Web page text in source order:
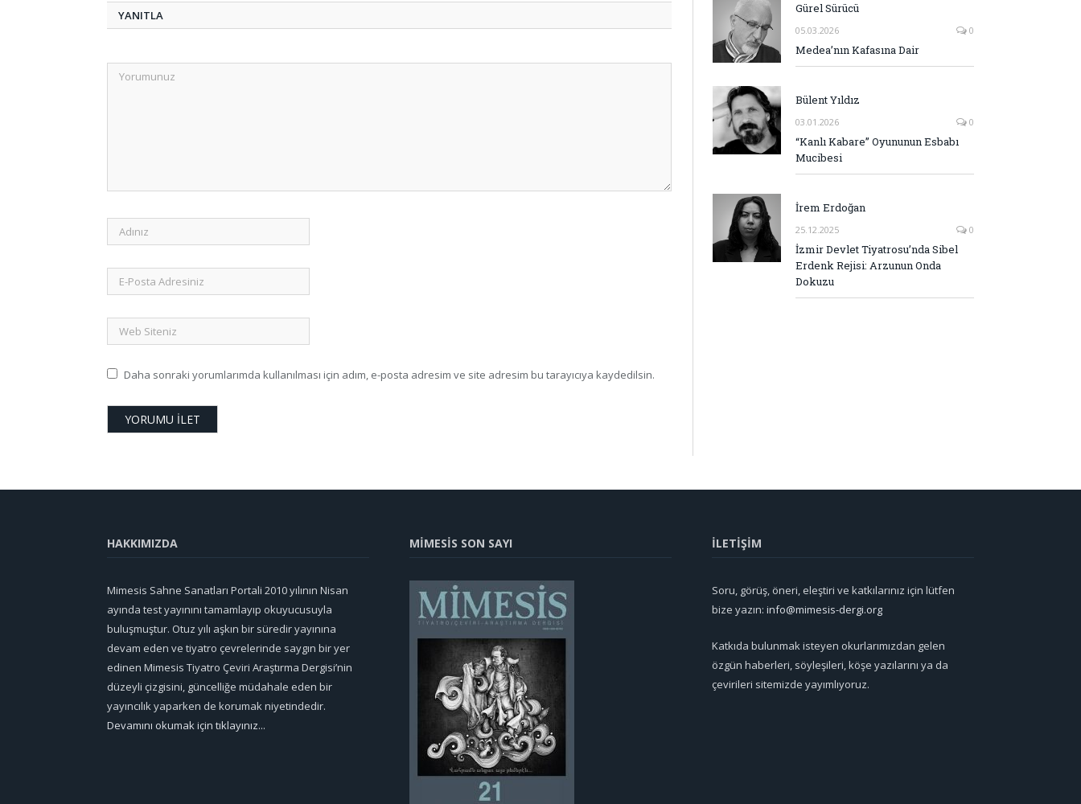
YANITLA
Daha sonraki yorumlarımda kullanılması için adım, e-posta adresim ve site adresim bu tarayıcıya kaydedilsin.
Gürel Sürücü
05.03.2026 0
Medea’nın Kafasına Dair
Bülent Yıldız
03.01.2026 0
“Kanlı Kabare” Oyununun Esbabı
Mucibesi
İrem Erdoğan
25.12.2025 0
İzmir Devlet Tiyatrosu’nda Sibel
Erdenk Rejisi: Arzunun Onda
Dokuzu
HAKKIMIZDA
Mimesis Sahne Sanatları Portali 2010 yılının Nisan
ayında test yayınını tamamlayıp okuyucusuyla
buluşmuştur. Otuz yılı aşkın bir süredir yayınına
devam eden ve tiyatro çevrelerinde saygın bir yer
edinen Mimesis Tiyatro Çeviri Araştırma Dergisi’nin
düzeyli çizgisini, güncelliğe müdahale eden bir
yayıncılık yaparken de korumak niyetindedir.
Devamını okumak için tıklayınız...
MİMESİS SON SAYI İLETİŞİM
Soru, görüş, öneri, eleştiri ve katkılarınız için lütfen
bize yazın: info@mimesis-dergi.org
Katkıda bulunmak isteyen okurlarımızdan gelen
özgün haberleri, söyleşileri, köşe yazılarını ya da
çevirileri sitemizde yayımlıyoruz.